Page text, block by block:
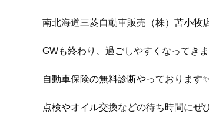
南北海道三菱自動車販売（株）苫小牧
GWも終わり、過ごしやすくなってき
自動車保険の無料診断やっております✨
点検やオイル交換などの待ち時間にぜ